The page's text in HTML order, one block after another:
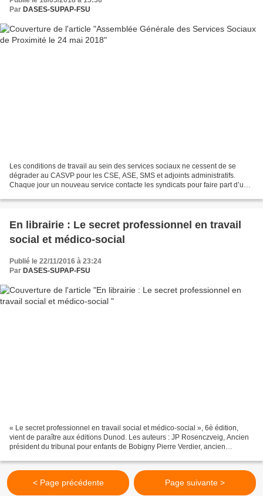
Par DASES-SUPAP-FSU
Les conditions de travail au sein des services sociaux ne cessent de se
dégrader au CASVP pour les CSE, ASE, SMS et adjoints administratifs.
Chaque jour un nouveau service contacte les syndicats pour faire part d’un
En librairie : Le secret professionnel en travail
social et médico-social
Publié le 22/11/2016 à 23:24
Par DASES-SUPAP-FSU
« Le secret professionnel en travail social et médico-social », 6è édition,
vient de paraître aux éditions Dunod. Les auteurs : JP Rosenczveig, Ancien
président du tribunal pour enfants de Bobigny Pierre Verdier, ancien
< Page précédente Page suivante >